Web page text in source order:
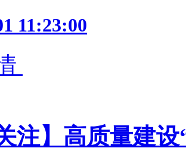
11:23:00
注】高质量建